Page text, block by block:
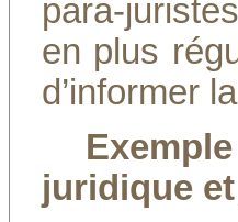
para-
en plus
d’informer
juridique